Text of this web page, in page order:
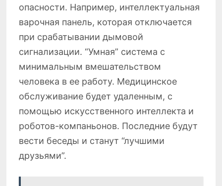
опасности. Например, интеллектуальная
варочная панель, которая отключается
при срабатывании дымовой
сигнализации. “Умная” система с
минимальным вмешательством
человека в ее работу. Медицинское
обслуживание будет удаленным, с
помощью искусственного интеллекта и
роботов-компаньонов. Последние будут
вести беседы и станут “лучшими
друзьями”.